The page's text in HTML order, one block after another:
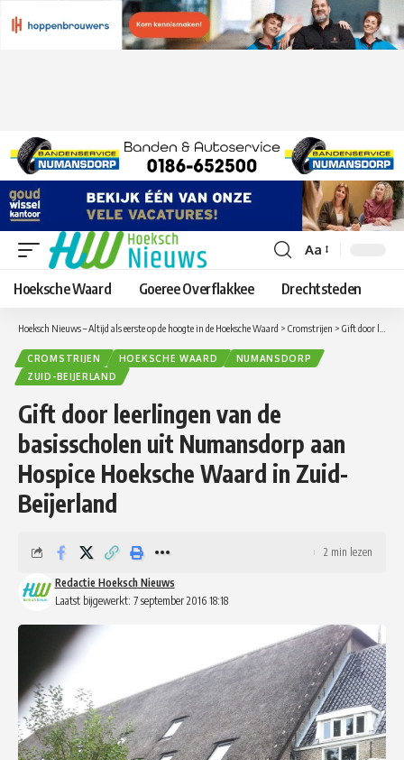
Lettergrootte
aanpassen
Aa
Hoeksche Waard Goeree Overflakkee Drechtsteden
Hoeksch Nieuws – Altijd als eerste op de hoogte in de Hoeksche Waard > Cromstrijen > Gift door leerlingen van de basisscholen uit Numansdorp aan Hospice Hoeksche Waard in Zuid-Beijerland
CROMSTRIJEN HOEKSCHE WAARD
NUMANSDORP
ZUID-BEIJERLAND
Gift door leerlingen van de
basisscholen uit Numansdorp aan
Hospice Hoeksche Waard in Zuid-
Beijerland
Laatst bijgewerkt: 7 september 2016 18:18
Redactie Hoeksch Nieuws
2 min lezen